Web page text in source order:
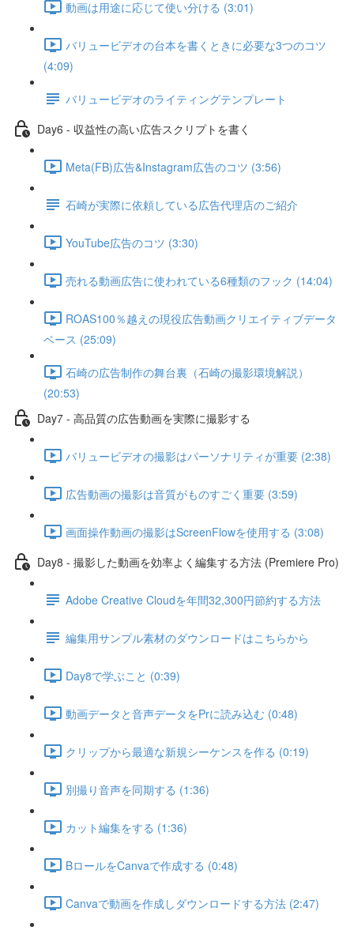
動画は用途に応じて使い分ける (3:01)
バリュービデオの台本を書くときに必要な3つのコツ
(4:09)
バリュービデオのライティングテンプレート
Day6 - 収益性の高い広告スクリプトを書く
Meta(FB)広告&Instagram広告のコツ (3:56)
石崎が実際に依頼している広告代理店のご紹介
YouTube広告のコツ (3:30)
売れる動画広告に使われている6種類のフック (14:04)
ROAS100％越えの現役広告動画クリエイティブデータ
ベース (25:09)
石崎の広告制作の舞台裏（石崎の撮影環境解説）
(20:53)
Day7 - 高品質の広告動画を実際に撮影する
バリュービデオの撮影はパーソナリティが重要 (2:38)
広告動画の撮影は音質がものすごく重要 (3:59)
画面操作動画の撮影はScreenFlowを使用する (3:08)
Day8 - 撮影した動画を効率よく編集する方法 (Premiere Pro)
Adobe Creative Cloudを年間32,300円節約する方法
編集用サンプル素材のダウンロードはこちらから
Day8で学ぶこと (0:39)
動画データと音声データをPrに読み込む (0:48)
クリップから最適な新規シーケンスを作る (0:19)
別撮り音声を同期する (1:36)
カット編集をする (1:36)
BロールをCanvaで作成する (0:48)
Canvaで動画を作成しダウンロードする方法 (2:47)